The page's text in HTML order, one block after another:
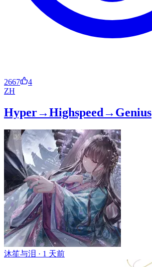
2667
4
ZH
Hyper→Highspeed→Genius
沐笙与泪 · 1 天前